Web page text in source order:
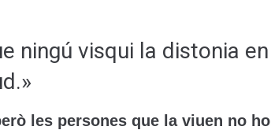
ningú visqui la distonia en
les persones que la viuen no ho